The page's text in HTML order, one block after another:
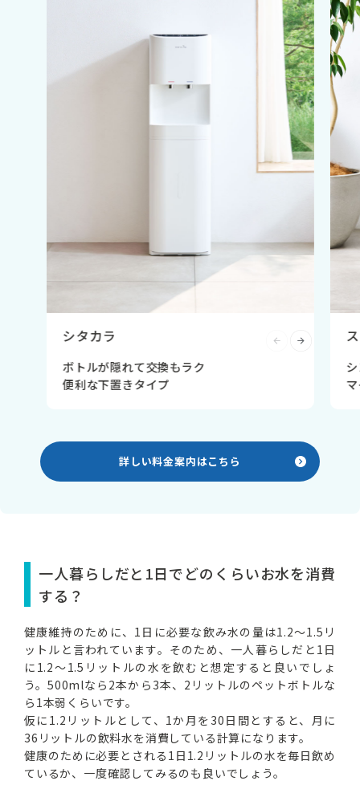
シタカラ
ボトルが隠れて交換もラク
便利な下置きタイプ
詳しい料金案内はこちら
一人暮らしだと1日でどのくらいお水を消費
する？
健康維持のために、1日に必要な飲み水の量は1.2～1.5リ
ットルと言われています。そのため、一人暮らしだと1日
に1.2～1.5リットルの水を飲むと想定すると良いでしょ
う。500mlなら2本から3本、2リットルのペットボトルな
ら1本弱くらいです。
仮に1.2リットルとして、1か月を30日間とすると、月に
36リットルの飲料水を消費している計算になります。
健康のために必要とされる1日1.2リットルの水を毎日飲め
ているか、一度確認してみるのも良いでしょう。